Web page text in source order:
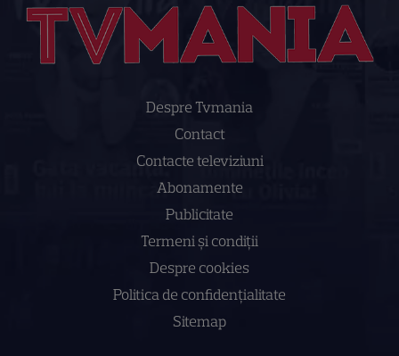
Despre Tvmania
Contact
Contacte televiziuni
Abonamente
Publicitate
Termeni și condiții
Despre cookies
Politica de confidenţialitate
Sitemap